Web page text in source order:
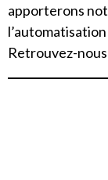
apporterons
Retrouvez-nous